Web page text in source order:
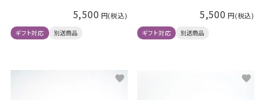
5,500
ギフト対応 別送商品
5,500
ギフト対応 別送商品